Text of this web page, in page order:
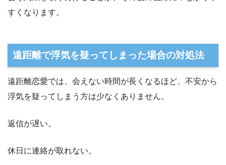
すくなります。
遠距離で浮気を疑ってしまった場合の対処法
遠距離恋愛では、会えない時間が長くなるほど、不安から
浮気を疑ってしまう方は少なくありません。
返信が遅い。
休日に連絡が取れない。